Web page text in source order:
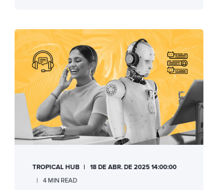
TROPICAL HUB
18 DE ABR. DE 2025 14:00:00
4 MIN READ